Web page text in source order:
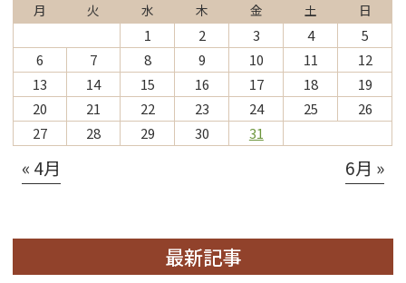
月 火 水 木 金 土 日
1 2 3 4
5
6
7 8 9 10 11
12
13
14 15 16 17 18
19
20
21 22 23 24 25
26
27
28 29 30 31
« 4月 6月 »
最新記事